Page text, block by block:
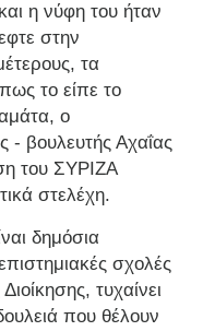
η νύφη του ήταν
στην
τα
το είπε το
ο
- βουλευτής Αχαΐας
του ΣΥΡΙΖΑ
στελέχη.
δημόσια
σχολές
τυχαίνει
που θέλουν